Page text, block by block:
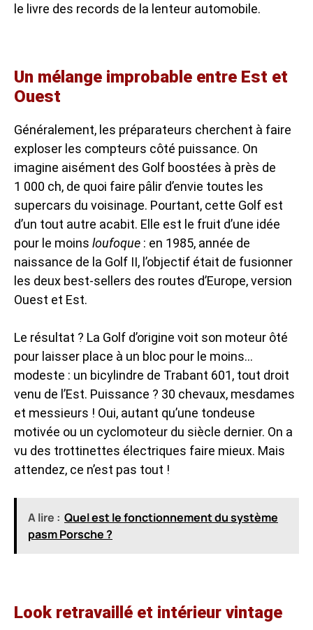
le livre des records de la lenteur automobile.
Un mélange improbable entre Est et
Ouest
Généralement, les préparateurs cherchent à faire
exploser les compteurs côté puissance. On
imagine aisément des Golf boostées à près de
1 000 ch, de quoi faire pâlir d’envie toutes les
supercars du voisinage. Pourtant, cette Golf est
d’un tout autre acabit. Elle est le fruit d’une idée
pour le moins loufoque : en 1985, année de
naissance de la Golf II, l’objectif était de fusionner
les deux best-sellers des routes d’Europe, version
Ouest et Est.
Le résultat ? La Golf d’origine voit son moteur ôté
pour laisser place à un bloc pour le moins…
modeste : un bicylindre de Trabant 601, tout droit
venu de l’Est. Puissance ? 30 chevaux, mesdames
et messieurs ! Oui, autant qu’une tondeuse
motivée ou un cyclomoteur du siècle dernier. On a
vu des trottinettes électriques faire mieux. Mais
attendez, ce n’est pas tout !
A lire : Quel est le fonctionnement du système
pasm Porsche ?
Look retravaillé et intérieur vintage